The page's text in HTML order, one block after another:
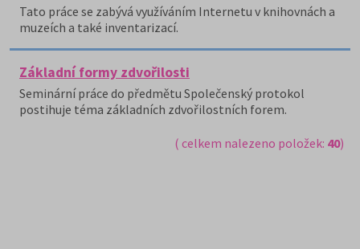
Tato práce se zabývá využíváním Internetu v knihovnách a
muzeích a také inventarizací.
Základní formy zdvořilosti
Seminární práce do předmětu Společenský protokol
postihuje téma základních zdvořilostních forem.
( celkem nalezeno položek: 40)